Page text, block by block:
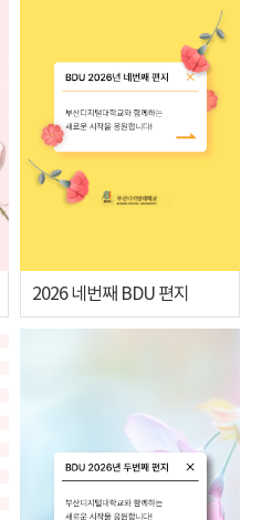
2026 네번째 BDU 편지